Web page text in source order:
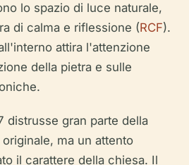
lo spazio di luce naturale,
di calma e riflessione (RCF).
attira l'attenzione
della pietra e sulle
distrusse gran parte della
ma un attento
il carattere della chiesa. Il